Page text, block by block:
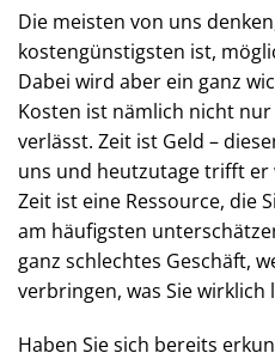
Die meisten von uns
kostengünstigsten ist,
Dabei wird aber ein ganz
Kosten ist nämlich nicht
verlässt. Zeit ist Geld –
uns und heutzutage trifft er
Zeit ist eine Ressource, die
am häufigsten
ganz schlechtes Geschäft,
verbringen, was Sie wirklich
Haben Sie sich bereits